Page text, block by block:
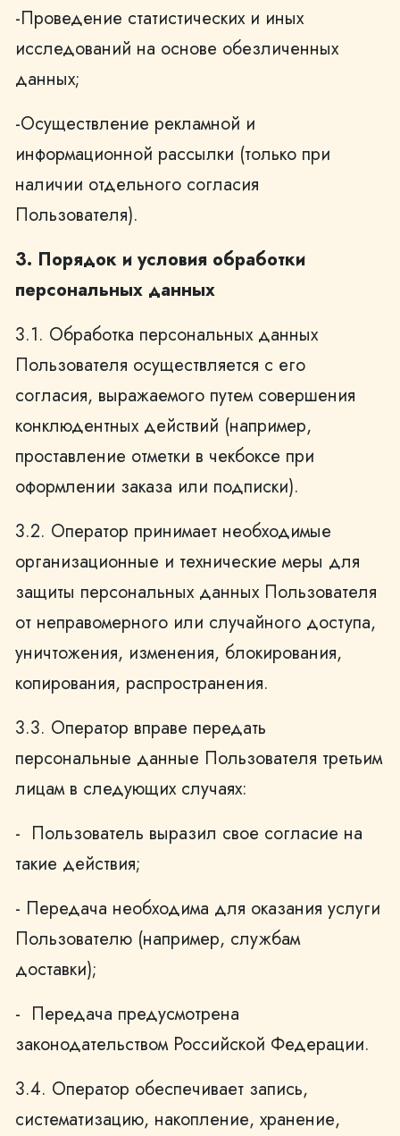
-Проведение статистических и иных
исследований на основе обезличенных
данных;
-Осуществление рекламной и
информационной рассылки (только при
наличии отдельного согласия
Пользователя).
3. Порядок и условия обработки
персональных данных
3.1. Обработка персональных данных
Пользователя осуществляется с его
согласия, выражаемого путем совершения
конклюдентных действий (например,
проставление отметки в чекбоксе при
оформлении заказа или подписки).
3.2. Оператор принимает необходимые
организационные и технические меры для
защиты персональных данных Пользователя
от неправомерного или случайного доступа,
уничтожения, изменения, блокирования,
копирования, распространения.
3.3. Оператор вправе передать
персональные данные Пользователя третьим
лицам в следующих случаях:
- Пользователь выразил свое согласие на
такие действия;
- Передача необходима для оказания услуги
Пользователю (например, службам
доставки);
- Передача предусмотрена
законодательством Российской Федерации.
3.4. Оператор обеспечивает запись,
систематизацию, накопление, хранение,